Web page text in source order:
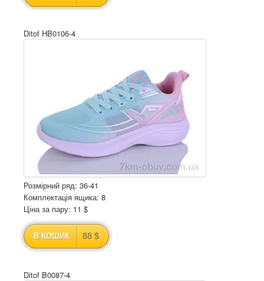
Ditof HB0106-4
Розмірний ряд: 36-41
Комплектація ящика: 8
Ціна за пару: 11 $
В КОШИК 88 $
Ditof B0087-4